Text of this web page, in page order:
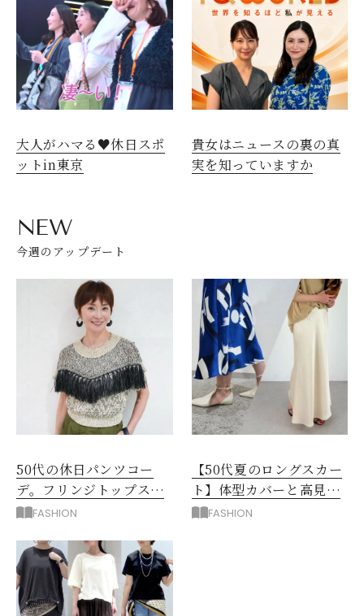
大人がハマる♥休日スポ
ットin東京
貴女はニュースの裏の真
実を知っていますか
NEW
今週のアップデート
50代の休日パンツコー
デ。フリンジトップスを
主役に洗練アースカラー
FASHION
【50代夏のロングスカー
ト】体型カバーと高見え
を叶える4コーデ
FASHION